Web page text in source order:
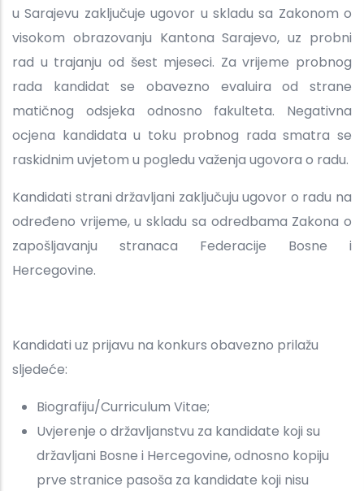
u Sarajevu zaključuje ugovor u skladu sa Zakonom o
visokom obrazovanju Kantona Sarajevo, uz probni
rad u trajanju od šest mjeseci. Za vrijeme probnog
rada kandidat se obavezno evaluira od strane
matičnog odsjeka odnosno fakulteta. Negativna
ocjena kandidata u toku probnog rada smatra se
raskidnim uvjetom u pogledu važenja ugovora o radu.
Kandidati strani državljani zaključuju ugovor o radu na
određeno vrijeme, u skladu sa odredbama Zakona o
zapošljavanju stranaca Federacije Bosne i
Hercegovine.
Kandidati uz prijavu na konkurs obavezno prilažu
sljedeće:
Biografiju/Curriculum Vitae;
Uvjerenje o državljanstvu za kandidate koji su
državljani Bosne i Hercegovine, odnosno kopiju
prve stranice pasoša za kandidate koji nisu